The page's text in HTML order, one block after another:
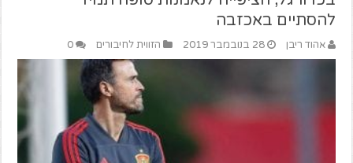
להסתיים באכזבה
אהוד ריבן 28 בנובמבר 2019 הזווית לחיבורים 0